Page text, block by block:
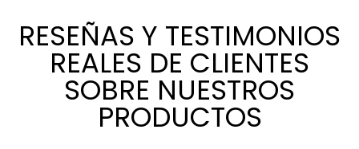
RESEÑAS Y TESTIMONIOS
REALES DE CLIENTES
SOBRE NUESTROS
PRODUCTOS